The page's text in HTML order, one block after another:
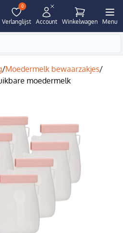
0
Verlanglijst Account Winkelwagen Menu
/Moedermelk bewaarzakjes/
moedermelk